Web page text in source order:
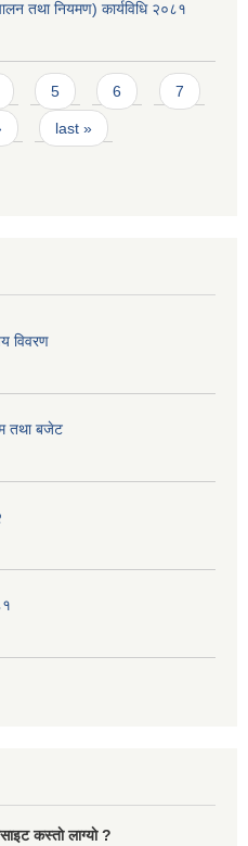
तथा नियमण) कार्यविधि २०८१
5 6 7
last »
विवरण
तथा बजेट
कस्ताे लाग्याे ?